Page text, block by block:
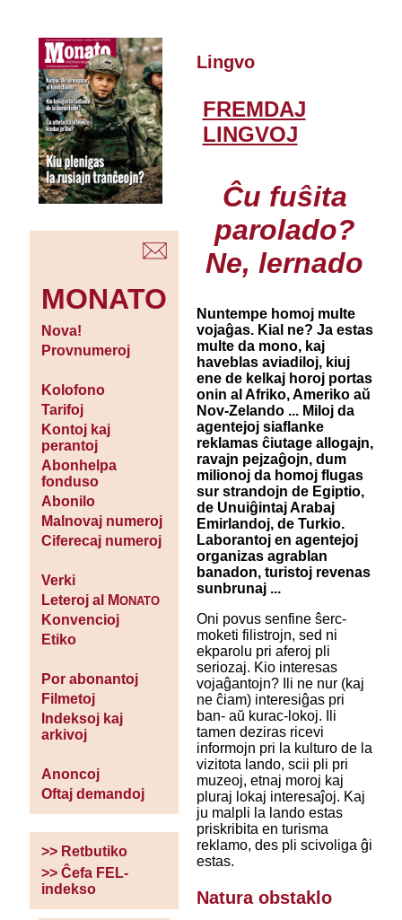
MONATO
Nova!
Provnumeroj
Kolofono
Tarifoj
Kontoj kaj
perantoj
Abonhelpa
fonduso
Abonilo
Malnovaj numeroj
Ciferecaj numeroj
Verki
Leteroj al MONATO
Konvencioj
Etiko
Por abonantoj
Filmetoj
Indeksoj kaj
arkivoj
Anoncoj
Oftaj demandoj
>> Retbutiko
>> Ĉefa FEL-
indekso
Lingvo
FREMDAJ
LINGVOJ
Ĉu fuŝita
parolado?
Ne, lernado
Nuntempe homoj multe
vojaĝas. Kial ne? Ja estas
multe da mono, kaj
haveblas aviadiloj, kiuj
ene de kelkaj horoj portas
onin al Afriko, Ameriko aŭ
Nov-Zelando ... Miloj da
agentejoj siaflanke
reklamas ĉiutage allogajn,
ravajn pejzaĝojn, dum
milionoj da homoj flugas
sur strandojn de Egiptio,
de Unuiĝintaj Arabaj
Emirlandoj, de Turkio.
Laborantoj en agentejoj
organizas agrablan
banadon, turistoj revenas
sunbrunaj ...
Oni povus senfine ŝerc-
moketi filistrojn, sed ni
ekparolu pri aferoj pli
seriozaj. Kio interesas
vojaĝantojn? Ili ne nur (kaj
ne ĉiam) interesiĝas pri
ban- aŭ kurac-lokoj. Ili
tamen deziras ricevi
informojn pri la kulturo de la
vizitota lando, scii pli pri
muzeoj, etnaj moroj kaj
pluraj lokaj interesaĵoj. Kaj
ju malpli la lando estas
priskribita en turisma
reklamo, des pli scivoliga ĝi
estas.
Natura obstaklo